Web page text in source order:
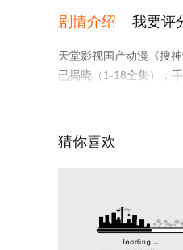
剧情介绍 我要评
天堂影视国产动漫《搜
已揭晓（1-18全集），
猜你喜欢